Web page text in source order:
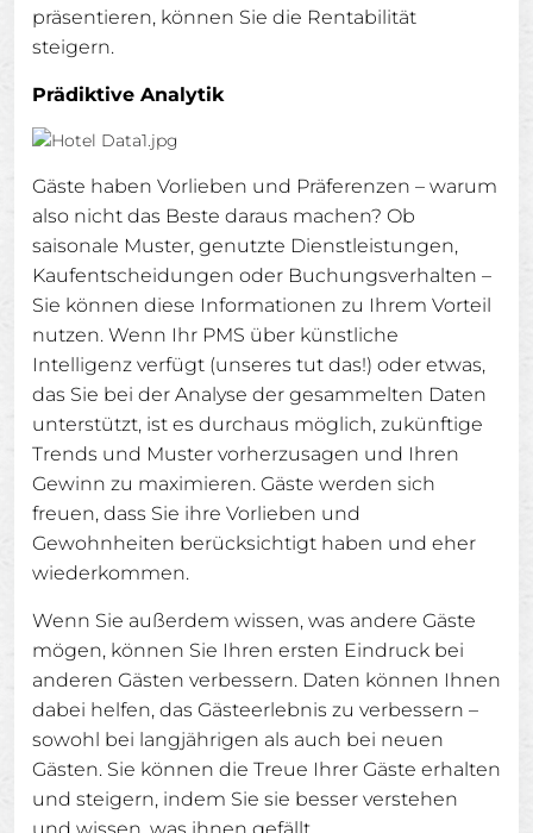
präsentieren, können Sie die Rentabilität
steigern.
Prädiktive Analytik
Gäste haben Vorlieben und Präferenzen – warum
also nicht das Beste daraus machen? Ob
saisonale Muster, genutzte Dienstleistungen,
Kaufentscheidungen oder Buchungsverhalten –
Sie können diese Informationen zu Ihrem Vorteil
nutzen. Wenn Ihr PMS über künstliche
Intelligenz verfügt (unseres tut das!) oder etwas,
das Sie bei der Analyse der gesammelten Daten
unterstützt, ist es durchaus möglich, zukünftige
Trends und Muster vorherzusagen und Ihren
Gewinn zu maximieren. Gäste werden sich
freuen, dass Sie ihre Vorlieben und
Gewohnheiten berücksichtigt haben und eher
wiederkommen.
Wenn Sie außerdem wissen, was andere Gäste
mögen, können Sie Ihren ersten Eindruck bei
anderen Gästen verbessern. Daten können Ihnen
dabei helfen, das Gästeerlebnis zu verbessern –
sowohl bei langjährigen als auch bei neuen
Gästen. Sie können die Treue Ihrer Gäste erhalten
und steigern, indem Sie sie besser verstehen